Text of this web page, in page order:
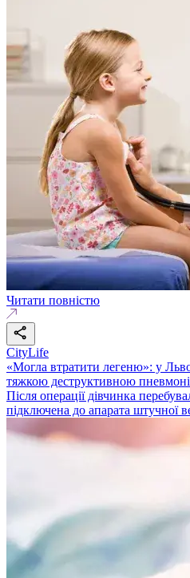
Читати повністю
CityLife
«Могла втратити легеню»: у
тяжкою деструктивною
Після операції дівчинка
підключена до апарата штучної